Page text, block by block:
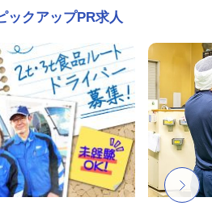
ックアップPR求人